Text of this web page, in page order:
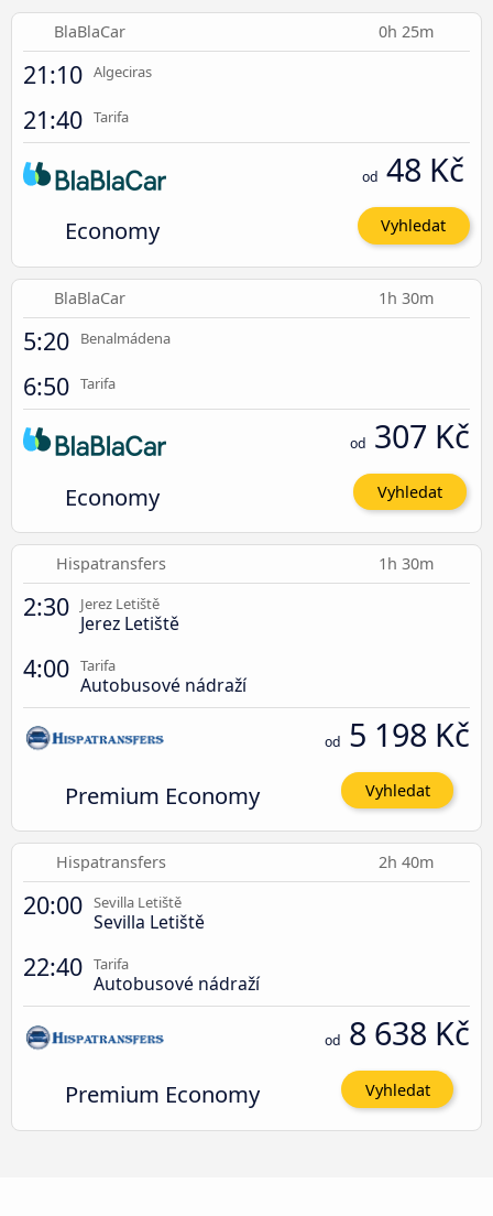
BlaBlaCar 0h 25m
21:10 Algeciras
21:40 Tarifa
Economy
od 48 Kč
Vyhledat
BlaBlaCar 1h 30m
5:20 Benalmádena
6:50 Tarifa
Economy
od 307 Kč
Vyhledat
Hispatransfers 1h 30m
2:30 Jerez Letiště
Jerez Letiště
4:00 Tarifa
Autobusové nádraží
Premium Economy
od 5 198 Kč
Vyhledat
Hispatransfers 2h 40m
20:00 Sevilla Letiště
Sevilla Letiště
22:40 Tarifa
Autobusové nádraží
Premium Economy
od 8 638 Kč
Vyhledat